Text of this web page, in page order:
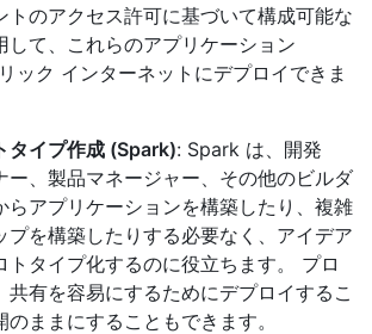
トのアクセス許可に基づいて構成可能な
して、これらのアプリケーション
ック インターネットにデプロイできま
タイプ作成 (Spark): Spark は、開発
ー、製品マネージャー、その他のビルダ
らアプリケーションを構築したり、複雑
プを構築したりする必要なく、アイデア
トタイプ化するのに役立ちます。 プロ
共有を容易にするためにデプロイするこ
のままにすることもできます。